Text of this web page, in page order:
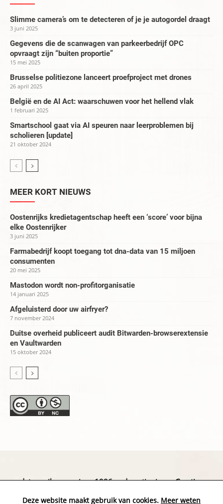
Slimme camera’s om te detecteren of je je autogordel draagt
3 juni 2025
Gegevens die de scanwagen van parkeerbedrijf OPC
opvraagt zijn “buiten proportie”
15 mei 2025
Brusselse politiezone lanceert proefproject met drones
26 april 2025
België en de AI Act: waarschuwen voor het hellend vlak
1 februari 2025
Smartschool gaat via AI speuren naar leerproblemen bij
scholieren [update]
21 oktober 2024
MEER KORT NIEUWS
Oostenrijks kredietagentschap heeft een ‘score’ voor bijna
elke Oostenrijker
3 juni 2025
Farmabedrijf koopt toegang tot dna-data van 15 miljoen
consumenten
20 mei 2025
Mastodon wordt non-profitorganisatie
14 januari 2025
Afgeluisterd door uw airfryer?
7 november 2024
Duitse overheid publiceert audit Bitwarden-browserextensie
en Vaultwarden
15 oktober 2024
datapanik.org – since 1996 and continuing »Creative
Deze website maakt gebruik van cookies. Meer weten